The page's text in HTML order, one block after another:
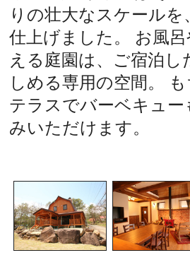
りの壮大なスケールを
仕上げました。 お風
える庭園は、ご宿泊し
しめる専用の空間。
テラスでバーベキュー
みいただけます。